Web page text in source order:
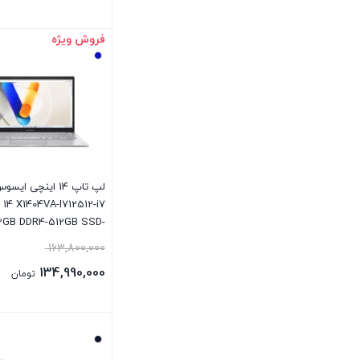
بستن
فروش ویژه
لپ تاپ 14 اینچی
X1404VA-I712512-i7
DDR4-512GB SSD-
163,800,000
134,990,000 تومان